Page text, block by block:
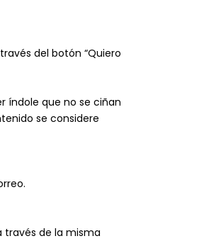
del botón “Quiero
índole que no se ciñan
se considere
través de la misma